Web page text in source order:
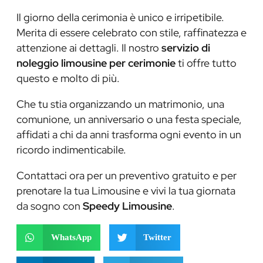
Il giorno della cerimonia è unico e irripetibile.
Merita di essere celebrato con stile, raffinatezza e
attenzione ai dettagli. Il nostro servizio di
noleggio limousine per cerimonieti offre tutto
questo e molto di più.
Che tu stia organizzando un matrimonio, una
comunione, un anniversario o una festa speciale,
affidati a chi da anni trasforma ogni evento in un
ricordo indimenticabile.
Contattaci ora per un preventivo gratuito e per
prenotare la tua Limousine e vivi la tua giornata
da sogno con Speedy Limousine.
WhatsApp Twitter